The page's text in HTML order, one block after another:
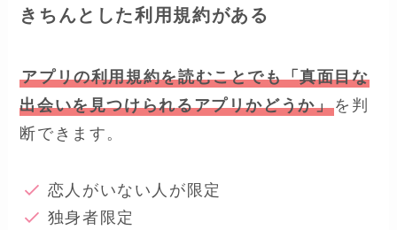
きちんとした利用規約がある
アプリの利用規約を読むことでも「真面目な
出会いを見つけられるアプリかどうか」を判
断できます。
恋人がいない人が限定
独身者限定